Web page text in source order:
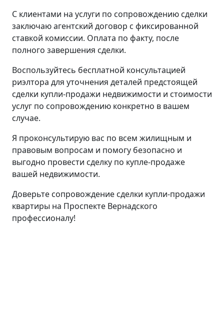
С клиентами на услуги по сопровождению сделки
заключаю агентский договор с фиксированной
ставкой комиссии. Оплата по факту, после
полного завершения сделки.
Воспользуйтесь бесплатной консультацией
риэлтора для уточнения деталей предстоящей
сделки купли-продажи недвижимости и стоимости
услуг по сопровождению конкретно в вашем
случае.
Я проконсультирую вас по всем жилищным и
правовым вопросам и помогу безопасно и
выгодно провести сделку по купле-продаже
вашей недвижимости.
Доверьте сопровождение сделки купли-продажи
квартиры на Проспекте Вернадского
профессионалу!